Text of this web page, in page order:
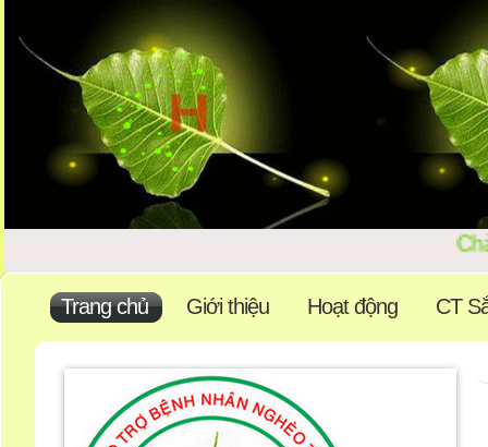
Trang chủ Giới thiệu Hoạt động CT